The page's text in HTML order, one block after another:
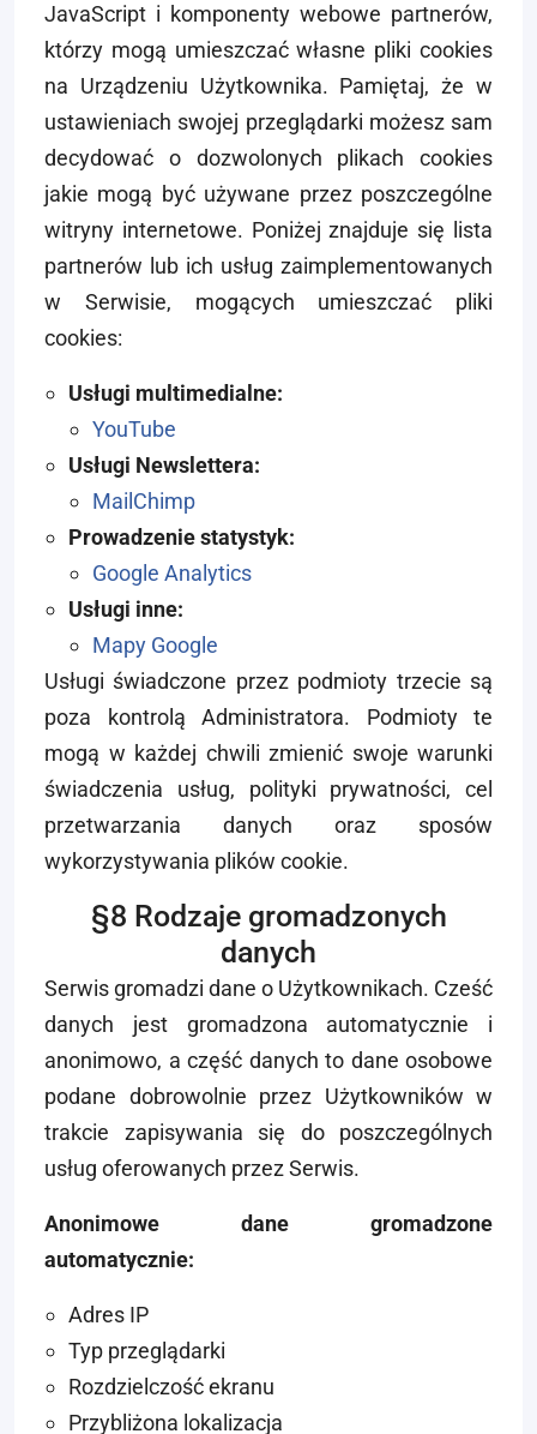
JavaScript i komponenty webowe partnerów,
którzy mogą umieszczać własne pliki cookies
na Urządzeniu Użytkownika. Pamiętaj, że w
ustawieniach swojej przeglądarki możesz sam
decydować o dozwolonych plikach cookies
jakie mogą być używane przez poszczególne
witryny internetowe. Poniżej znajduje się lista
partnerów lub ich usług zaimplementowanych
w Serwisie, mogących umieszczać pliki
cookies:
Usługi multimedialne:
YouTube
Usługi Newslettera:
MailChimp
Prowadzenie statystyk:
Google Analytics
Usługi inne:
Mapy Google
Usługi świadczone przez podmioty trzecie są
poza kontrolą Administratora. Podmioty te
mogą w każdej chwili zmienić swoje warunki
świadczenia usług, polityki prywatności, cel
przetwarzania danych oraz sposów
wykorzystywania plików cookie.
§8 Rodzaje gromadzonych
danych
Serwis gromadzi dane o Użytkownikach. Cześć
danych jest gromadzona automatycznie i
anonimowo, a część danych to dane osobowe
podane dobrowolnie przez Użytkowników w
trakcie zapisywania się do poszczególnych
usług oferowanych przez Serwis.
Anonimowe dane gromadzone
automatycznie:
Adres IP
Typ przeglądarki
Rozdzielczość ekranu
Przybliżona lokalizacja